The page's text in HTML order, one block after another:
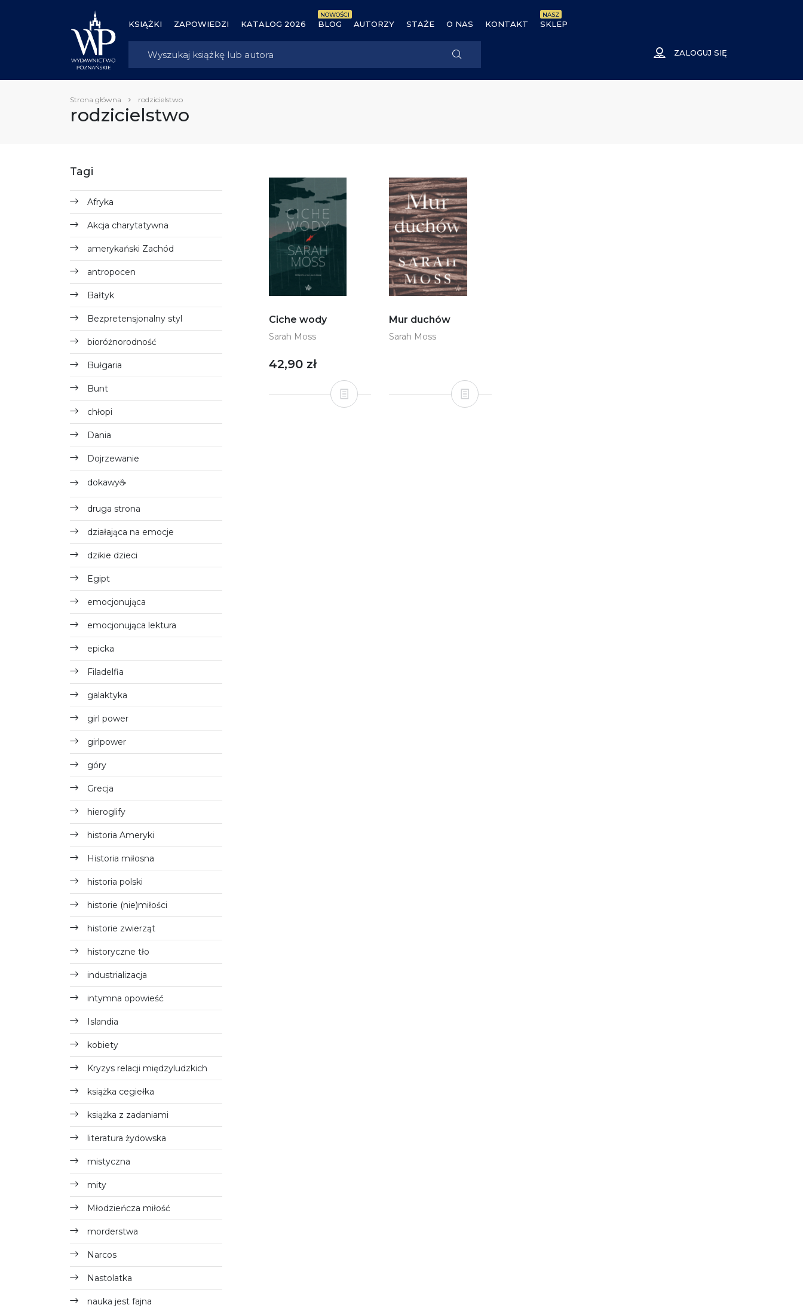
KSIĄŻKI ZAPOWIEDZI KATALOG 2026 BLOG
NOWOŚCI
AUTORZY STAŻE O NAS KONTAKT SKLEP
NASZ
ZALOGUJ SIĘ
Strona główna rodzicielstwo
rodzicielstwo
Tagi
Afryka
Akcja charytatywna
amerykański Zachód
antropocen
Bałtyk
Bezpretensjonalny styl
bioróżnorodność
Bułgaria
Bunt
chłopi
Dania
Dojrzewanie
dokawy☕
druga strona
działająca na emocje
dzikie dzieci
Egipt
emocjonująca
emocjonująca lektura
epicka
Filadelfia
galaktyka
girl power
girlpower
góry
Grecja
hieroglify
historia Ameryki
Historia miłosna
historia polski
historie (nie)miłości
historie zwierząt
historyczne tło
industrializacja
intymna opowieść
Islandia
kobiety
Kryzys relacji międzyludzkich
książka cegiełka
książka z zadaniami
literatura żydowska
mistyczna
mity
Młodzieńcza miłość
morderstwa
Narcos
Nastolatka
nauka jest fajna
Ciche wody
Sarah Moss
42,90 zł
Mur duchów
Sarah Moss